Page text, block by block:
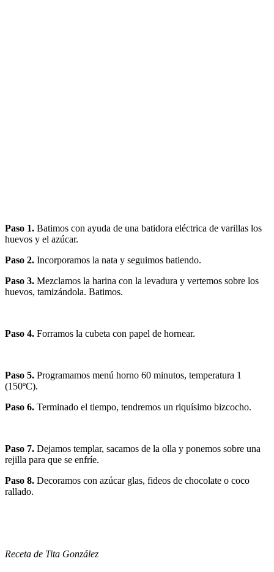
Paso 1. Batimos con ayuda de una batidora eléctrica de varillas los
huevos y el azúcar.
Paso 2. Incorporamos la nata y seguimos batiendo.
Paso 3. Mezclamos la harina con la levadura y vertemos sobre los
huevos, tamizándola. Batimos.
Paso 4. Forramos la cubeta con papel de hornear.
Paso 5. Programamos menú horno 60 minutos, temperatura 1
(150ºC).
Paso 6. Terminado el tiempo, tendremos un riquísimo bizcocho.
Paso 7. Dejamos templar, sacamos de la olla y ponemos sobre una
rejilla para que se enfríe.
Paso 8. Decoramos con azúcar glas, fideos de chocolate o coco
rallado.
Receta de Tita González